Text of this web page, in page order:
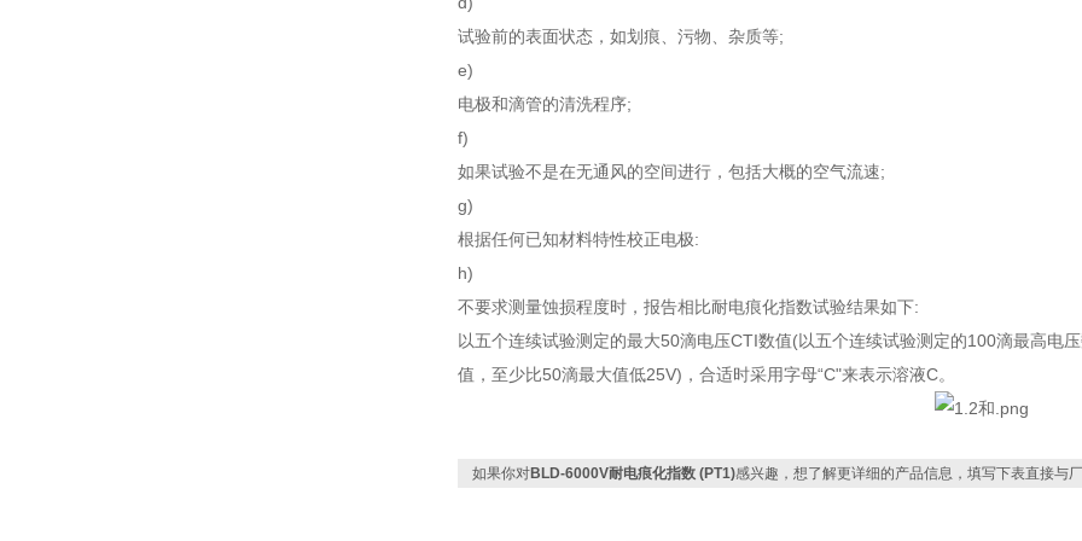
试验前的表面状态，如划痕、污物、杂质等;
e)
电极和滴管的清洗程序;
f)
如果试验不是在无通风的空间进行，包括大概的空气流速;
g)
根据任何已知材料特性校正电极:
h)
不要求测量蚀损程度时，报告相比耐电痕化指数试验结果如下:
以五个连续试验测定的最大50滴电压CTI数值(以五个连续试验测定的100滴最高电
值，至少比50滴最大值低25V)，合适时采用字母“C"来表示溶液C。
如果你对BLD-6000V耐电痕化指数 (PT1)感兴趣，想了解更详细的产品信息，填写下表直接与厂